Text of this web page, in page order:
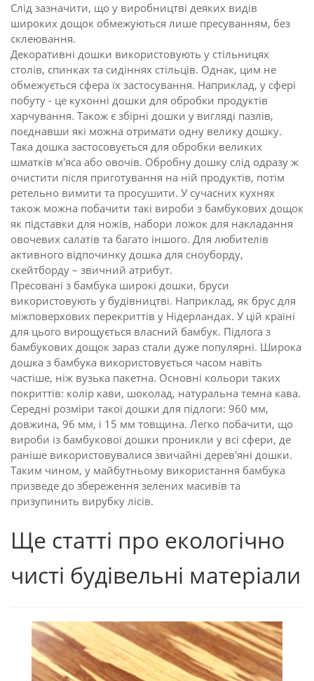
Слід зазначити, що у виробництві деяких видів
широких дощок обмежуються лише пресуванням, без
склеювання.
Декоративні дошки використовують у стільницях
столів, спинках та сидіннях стільців. Однак, цим не
обмежується сфера їх застосування. Наприклад, у сфері
побуту - це кухонні дошки для обробки продуктів
харчування. Також є збірні дошки у вигляді пазлів,
поєднавши які можна отримати одну велику дошку.
Така дошка застосовується для обробки великих
шматків м'яса або овочів. Обробну дошку слід одразу ж
очистити після приготування на ній продуктів, потім
ретельно вимити та просушити. У сучасних кухнях
також можна побачити такі вироби з бамбукових дощок
як підставки для ножів, набори ложок для накладання
овочевих салатів та багато іншого. Для любителів
активного відпочинку дошка для сноуборду,
скейтборду – звичний атрибут.
Пресовані з бамбука широкі дошки, бруси
використовують у будівництві. Наприклад, як брус для
міжповерхових перекриттів у Нідерландах. У цій країні
для цього вирощується власний бамбук. Підлога з
бамбукових дощок зараз стали дуже популярні. Широка
дошка з бамбука використовується часом навіть
частіше, ніж вузька пакетна. Основні кольори таких
покриттів: колір кави, шоколад, натуральна темна кава.
Середні розміри такої дошки для підлоги: 960 мм,
довжина, 96 мм, і 15 мм товщина. Легко побачити, що
вироби із бамбукової дошки проникли у всі сфери, де
раніше використовувалися звичайні дерев'яні дошки.
Таким чином, у майбутньому використання бамбука
призведе до збереження зелених масивів та
призупинить вирубку лісів.
Ще статті про екологічно
чисті будівельні матеріали